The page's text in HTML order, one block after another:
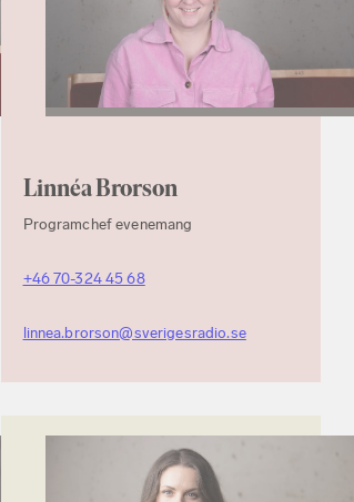
Linnéa Brorson
Programchef evenemang
+46 70-324 45 68
linnea.brorson@sverigesradio.se